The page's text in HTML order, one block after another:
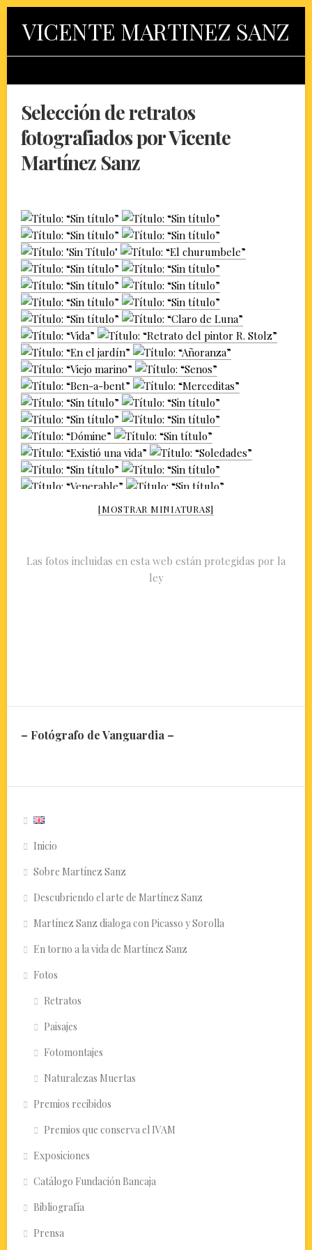
contentVICENTE MARTINEZ SANZ
Selección de retratos
fotografiados por Vicente
Martínez Sanz
[MOSTRAR MINIATURAS]
Las fotos incluidas en esta web están protegidas por la
ley
– Fotógrafo de Vanguardia –
Inicio
Sobre Martínez Sanz
Descubriendo el arte de Martínez Sanz
Martínez Sanz dialoga con Picasso y Sorolla
En torno a la vida de Martínez Sanz
Fotos
Retratos
Paisajes
Fotomontajes
Naturalezas Muertas
Premios recibidos
Premios que conserva el IVAM
Exposiciones
Catálogo Fundación Bancaja
Bibliografía
Prensa